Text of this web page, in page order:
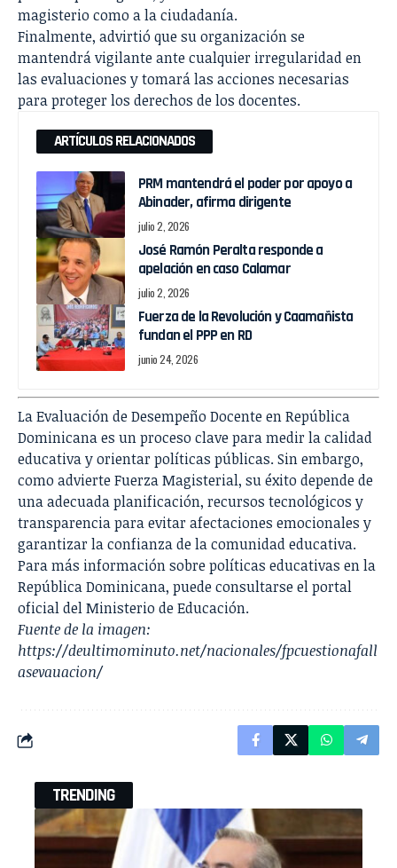
magisterio como a la ciudadanía.
Finalmente, advirtió que su organización se
mantendrá vigilante ante cualquier irregularidad en
las evaluaciones y tomará las acciones necesarias
para proteger los derechos de los docentes.
ARTÍCULOS RELACIONADOS
PRM mantendrá el poder por apoyo a
Abinader, afirma dirigente
julio 2, 2026
José Ramón Peralta responde a
apelación en caso Calamar
julio 2, 2026
Fuerza de la Revolución y Caamañista
fundan el PPP en RD
junio 24, 2026
La Evaluación de Desempeño Docente en República
Dominicana es un proceso clave para medir la calidad
educativa y orientar políticas públicas. Sin embargo,
como advierte Fuerza Magisterial, su éxito depende de
una adecuada planificación, recursos tecnológicos y
transparencia para evitar afectaciones emocionales y
garantizar la confianza de la comunidad educativa.
Para más información sobre políticas educativas en la
República Dominicana, puede consultarse el portal
oficial delMinisterio de Educación.
Fuente de la imagen:
https://deultimominuto.net/nacionales/fpcuestionafall
asevauacion/
TRENDING